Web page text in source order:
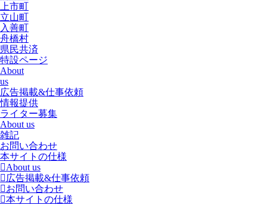
上市町
立山町
入善町
舟橋村
県民共済
特設ページ
About
us
広告掲載&仕事依頼
情報提供
ライター募集
About us
雑記
お問い合わせ
本サイトの仕様
About us
広告掲載&仕事依頼
お問い合わせ
本サイトの仕様